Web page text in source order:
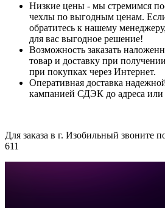
Низкие цены - мы стремимся
чехлы по выгодным ценам.
обратитесь к нашему
для вас выгодное решение!
Возможность заказать
товар и доставку при
при покупках через Интернет.
Оперативная доставка
кампанией СДЭК до адреса
Для заказа в г. Изобильный звоните
611